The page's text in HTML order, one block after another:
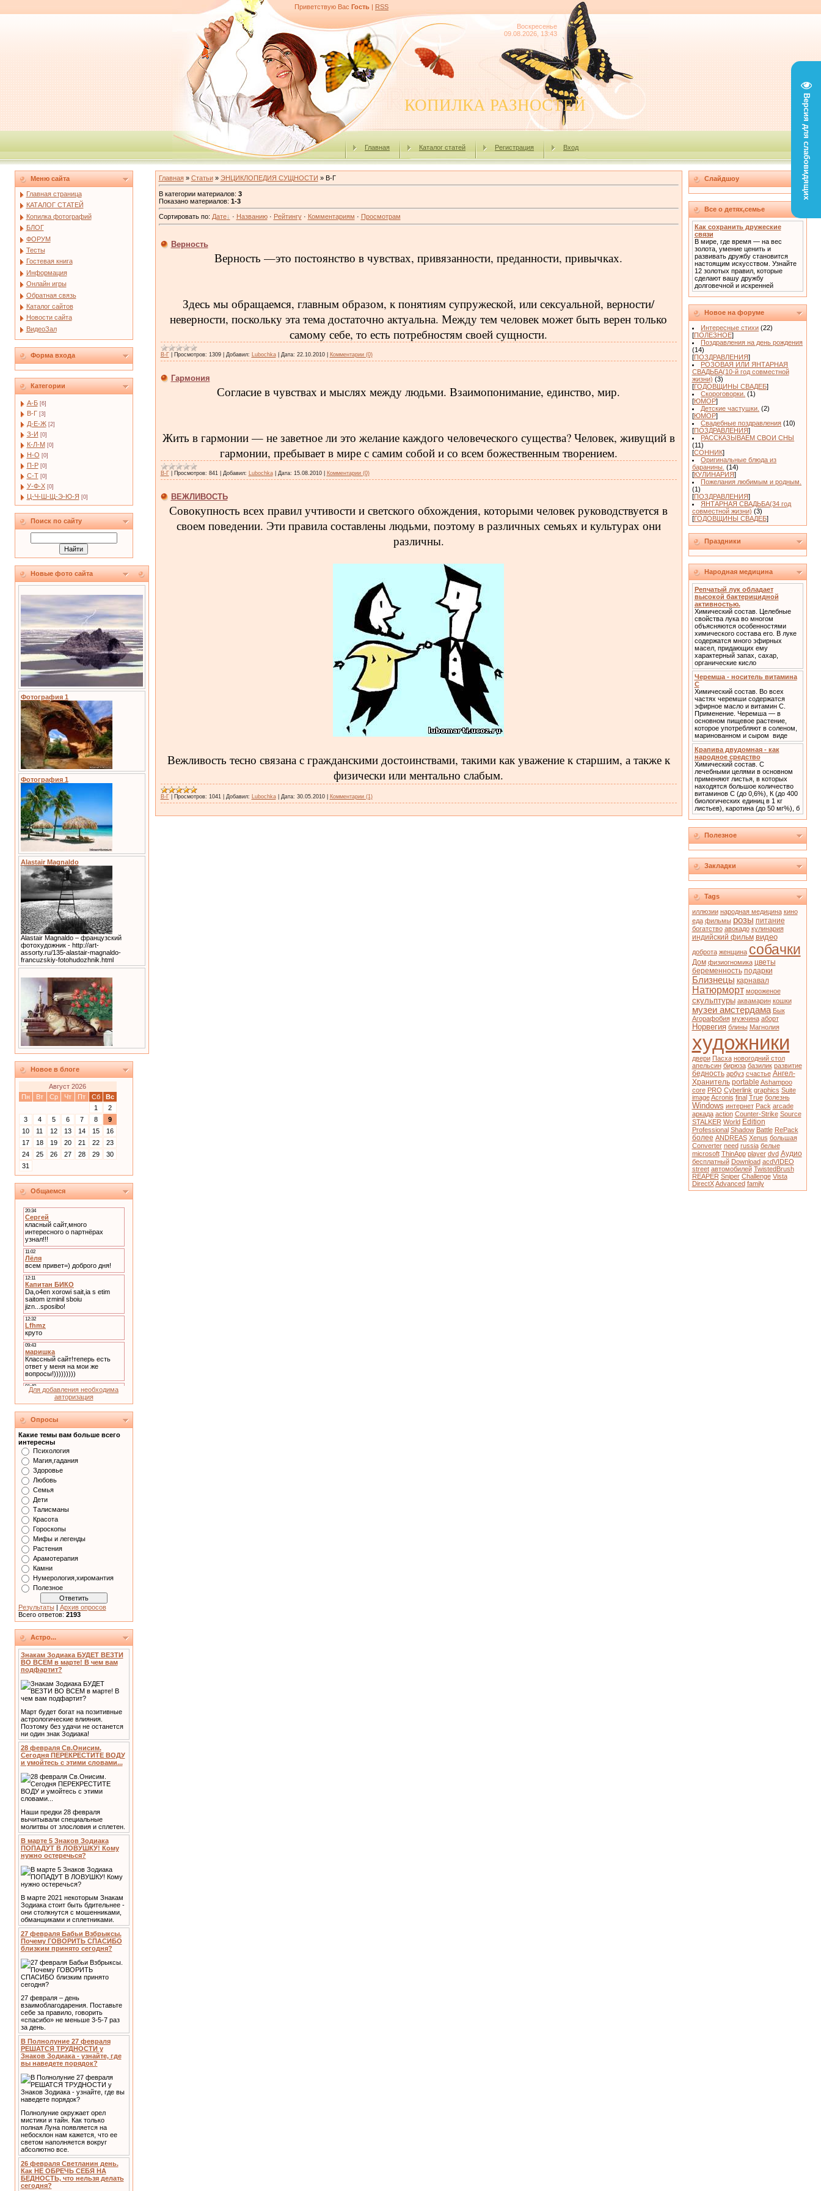
Версия для слабовидящих
Приветствую Вас Гость | RSS
Воскресенье
09.08.2026, 13:43
КОПИЛКА РАЗНОСТЕЙ
Главная Каталог статей Регистрация Вход
Меню сайта
Главная страница
КАТАЛОГ СТАТЕЙ
Копилка фотографий
БЛОГ
ФОРУМ
Тесты
Гостевая книга
Информация
Онлайн игры
Обратная связь
Каталог сайтов
Новости сайта
ВидеоЗал
Форма входа
Категории
А-Б [6]
В-Г [3]
Д-Е-Ж [2]
З-И [0]
К-Л-М [0]
Н-О [0]
П-Р [0]
С-Т [0]
У-Ф-Х [0]
Ц-Ч-Ш-Щ-Э-Ю-Я [0]
Поиск по сайту
Новые фото сайта
Фотография 1
Фотография 1
Alastair Magnaldo
Alastair Magnaldo – французский
фотохудожник - http://art-
assorty.ru/135-alastair-magnaldo-
francuzskiy-fotohudozhnik.html
Новое в блоге
Август 2026
Пн
Вт Ср Чт Пт Сб
Вс
1
2
3
4 5 6 7 8
9
10
11 12 13 14 15
16
17
18 19 20 21 22
23
24
25 26 27 28 29
30
31
Общаемся
Для добавления необходима
авторизация
Опросы
Какие темы вам больше всего
интересны
Психология
Магия,гадания
Здоровье
Любовь
Семья
Дети
Талисманы
Красота
Гороскопы
Мифы и легенды
Растения
Арамотерапия
Камни
Нумерология,хиромантия
Полезное
Результаты| Архив опросов
Всего ответов: 2193
Астро...
Знакам Зодиака БУДЕТ ВЕЗТИ
ВО ВСЕМ в марте! В чем вам
подфартит?
Март будет богат на позитивные
астрологические влияния.
Поэтому без удачи не останется
ни один знак Зодиака!
28 февраля Св.Онисим.
Сегодня ПЕРЕКРЕСТИТЕ ВОДУ
и умойтесь с этими словами...
Наши предки 28 февраля
вычитывали специальные
молитвы от злословия и сплетен.
В марте 5 Знаков Зодиака
ПОПАДУТ В ЛОВУШКУ! Кому
нужно остеречься?
В марте 2021 некоторым Знакам
Зодиака стоит быть бдительнее -
они столкнутся с мошенниками,
обманщиками и сплетниками.
27 февраля Бабьи Взбрыксы.
Почему ГОВОРИТЬ СПАСИБО
близким принято сегодня?
27 февраля – день
взаимоблагодарения. Поставьте
себе за правило, говорить
«спасибо» не меньше 3-5-7 раз
за день.
В Полнолуние 27 февраля
РЕШАТСЯ ТРУДНОСТИ у
Знаков Зодиака - узнайте, где
вы наведете порядок?
Полнолуние окружает орел
мистики и тайн. Как только
полная Луна появляется на
небосклон нам кажется, что ее
светом наполняется вокруг
абсолютно все.
26 февраля Светланин день.
Как НЕ ОБРЕЧЬ СЕБЯ НА
БЕДНОСТЬ, что нельзя делать
сегодня?
Главная» Статьи» ЭНЦИКЛОПЕДИЯ СУЩНОСТИ » В-Г
В категории материалов: 3
Показано материалов: 1-3
Сортировать по: Дате · Названию· Рейтингу· Комментариям · Просмотрам
Верность
Верность —это постоянство в чувствах, привязанности, преданности, привычках.
Здесь мы обращаемся, главным образом, к понятиям супружеской, или сексуальной, верности/
неверности, поскольку эта тема достаточно актуальна. Между тем человек может быть верен только
самому себе, то есть потребностям своей сущности.
В-Г| Просмотров: 1309| Добавил: Lubochka| Дата: 22.10.2010 Комментарии (0)
Гармония
Согласие в чувствах и мыслях между людьми. Взаимопонимание, единство, мир.
Жить в гармонии — не заветное ли это желание каждого человеческого существа? Человек, живущий в
гармонии, пребывает в мире с самим собой и со всем божественным творением.
В-Г| Просмотров: 841 Добавил: Lubochka| Дата: 15.08.2010 Комментарии (0)
ВЕЖЛИВОСТЬ
Совокупность всех правил учтивости и светского обхождения, которыми человек руководствуется в
своем поведении. Эти правила составлены людьми, поэтому в различных семьях и культурах они
различны.
Вежливость тесно связана с гражданскими достоинствами, такими как уважение к старшим, а также к
физически или ментально слабым.
В-Г| Просмотров: 1041 Добавил: Lubochka| Дата: 30.05.2010 Комментарии (1)
Слайдшоу
Все о детях,семье
Как сохранить дружеские
связи
В мире, где время — на вес
золота, умение ценить и
развивать дружбу становится
настоящим искусством. Узнайте
12 золотых правил, которые
сделают вашу дружбу
долговечной и искренней
Новое на форуме
Интересные стихи (22)
[ПОЛЕЗНОЕ]
Поздравления на день рождения
(14)
[ПОЗДРАВЛЕНИЯ]
РОЗОВАЯ ИЛИ ЯНТАРНАЯ
СВАДЬБА(10-й год совместной
жизни) (3)
[ГОДОВЩИНЫ СВАДЕБ]
Скороговорки. (1)
[ЮМОР]
Детские частушки. (2)
[ЮМОР]
Свадебные поздравления (10)
[ПОЗДРАВЛЕНИЯ]
РАССКАЗЫВАЕМ СВОИ СНЫ
(11)
[СОННИК]
Оригинальные блюда из
баранины. (14)
[КУЛИНАРИЯ]
Пожелания любимым и родным.
(1)
[ПОЗДРАВЛЕНИЯ]
ЯНТАРНАЯ СВАДЬБА(34 год
совместной жизни) (3)
[ГОДОВЩИНЫ СВАДЕБ]
Праздники
Народная медицина
Репчатый лук обладает
высокой бактерицидной
активностью.
Химический состав. Целебные
свойства лука во многом
объясняются особенностями
химического состава его. В луке
содержатся много эфирных
масел, придающих ему
характерный запах, сахар,
органические кисло
Черемша - носитель витамина
С
Химический состав. Во всех
частях черемши содержатся
эфирное масло и витамин С.
Применение. Черемша — в
основном пищевое растение,
которое употребляют в соленом,
маринованном и сыром виде
Крапива двудомная - как
народное средство
Химический состав. С
лечебными целями в основном
применяют листья, в которых
находятся большое количество
витаминов С (до 0,6%), К (до 400
биологических единиц в 1 кг
листьев), каротина (до 50 мг%), б
Полезное
Закладки
Tags
иллюзии народная медицина кино
еда фильмы розы питание
богатство авокадо кулинария
индийский фильм видео
доброта женщина собачки
Дом физиогномика цветы
беременность подарки
Близнецы карнавал
Натюрморт мороженое
скульптуры аквамарин кошки
музеи амстердама Бык
Агорафобия мужчина аборт
Норвегия блины Магнолия
художники
двери Пасха новогодний стол
апельсин бирюза базилик развитие
бедность арбуз счастье Ангел-
Хранитель portable Ashampoo
core PRO Cyberlink graphics Suite
image Acronis final True болезнь
Windows интернет Pack arcade
аркада action Counter-Strike Source
STALKER World Edition
Professional Shadow Battle RePack
более ANDREAS Xenus большая
Converter need russia белые
microsoft ThinApp player dvd Аудио
бесплатный Download acdVIDEO
street автомобилей TwistedBrush
REAPER Sniper Challenge Vista
DirectX Advanced family